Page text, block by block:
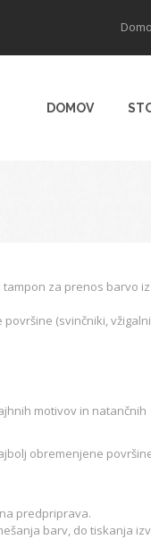
DOMOV
za prenos barvo iz
(svinčniki,
motivov in natančnih
obremenjene
predpriprava.
barv, do tiskanja